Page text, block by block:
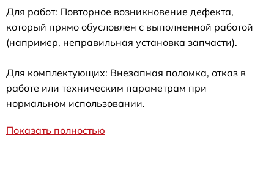
Для работ: Повторное возникновение дефекта,
который прямо обусловлен с выполненной работой
(например, неправильная установка запчасти).
Для комплектующих: Внезапная поломка, отказ в
работе или техническим параметрам при
нормальном использовании.
Показать полностью